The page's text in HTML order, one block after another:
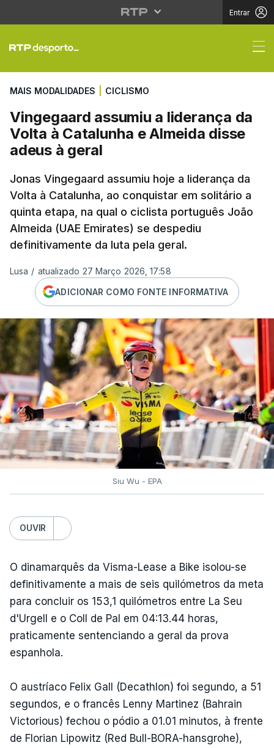
Entrar
Vingegaard assumiu
MAIS MODALIDADES CICLISMO
Vingegaard assumiu a liderança da
Volta à Catalunha e Almeida disse
adeus à geral
Jonas Vingegaard assumiu hoje a liderança da
Volta à Catalunha, ao conquistar em solitário a
quinta etapa, na qual o ciclista português João
Almeida (UAE Emirates) se despediu
definitivamente da luta pela geral.
Lusa / atualizado 27 Março 2026, 17:58
ADICIONAR COMO FONTE INFORMATIVA
Siu Wu - EPA
OUVIR
O dinamarquês da Visma-Lease a Bike isolou-se
definitivamente a mais de seis quilómetros da meta
para concluir os 153,1 quilómetros entre La Seu
d'Urgell e o Coll de Pal em 04:13.44 horas,
praticamente sentenciando a geral da prova
espanhola.
O austríaco Felix Gall (Decathlon) foi segundo, a 51
segundos, e o francês Lenny Martinez (Bahrain
Victorious) fechou o pódio a 01.01 minutos, à frente
de Florian Lipowitz (Red Bull-BORA-hansgrohe),